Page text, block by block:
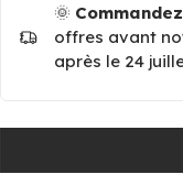
🌞
offres avant
après le 24